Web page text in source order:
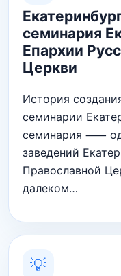
семинария
Епархии
Церкви
История
семинарии
семинария ⸺
заведений
Православной
далеком…
💡